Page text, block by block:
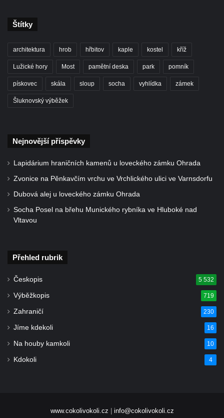
Štítky
architektura hrob hřbitov kaple kostel kříž
Lužické hory Most pamětní deska park pomník
pískovec skála sloup socha vyhlídka zámek
Šluknovský výběžek
Nejnovější příspěvky
Lapidárium hraničních kamenů u loveckého zámku Ohrada
Zvonice na Pěnkavčím vrchu ve Vrchlického ulici ve Varnsdorfu
Dubová alej u loveckého zámku Ohrada
Socha Posel na břehu Munického rybníka ve Hluboké nad
Vltavou
Přehled rubrik
Českopis 5 532
Výběžkopis 719
Zahraničí 230
Jíme kdekoli 16
Na houby kamkoli 10
Kdokoli 4
www.cokolivokoli.cz info@cokolivokoli.cz